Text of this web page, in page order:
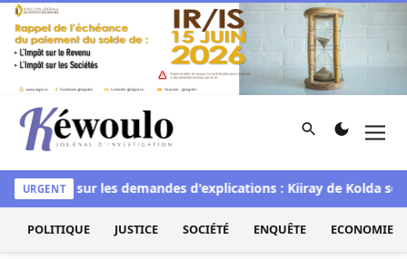
Aller au contenu
Kéwoulo, le premier site d'information et d'investigation
Rechercher
URGENTsur les demandes d'explications : Kiiray de Kolda sort
POLITIQUE JUSTICE SOCIÉTÉ ENQUÊTE ECONOMIE